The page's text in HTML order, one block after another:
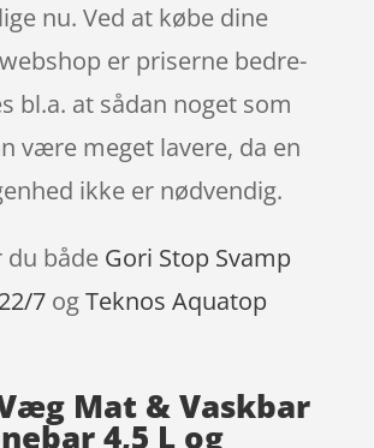
nu. Ved at købe dine
er priserne bedre-
bl.a. at sådan noget som
være meget lavere, da en
ikke er nødvendig.
du både Gori Stop Svamp
7ogTeknos Aquatop
Mat & Vaskbar
4,5 L og